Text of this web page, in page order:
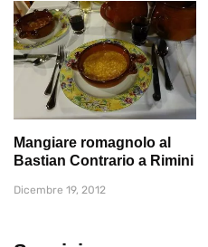
Mangiare romagnolo al
Bastian Contrario a Rimini
Dicembre 19, 2012